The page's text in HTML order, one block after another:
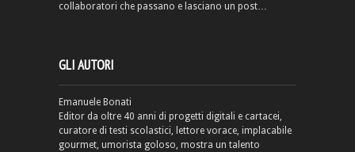
collaboratori che passano e lasciano un post…
GLI AUTORI
Emanuele Bonati
Editor da oltre 40 anni di progetti digitali e cartacei,
curatore di testi scolastici, lettore vorace, implacabile
gourmet, umorista goloso, mostra un talento